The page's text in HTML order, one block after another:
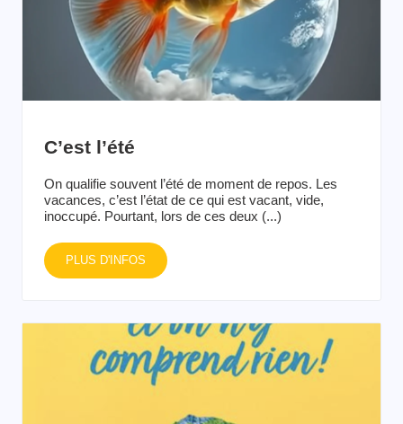
C’est l’été
On qualifie souvent l’été de moment de repos. Les
vacances, c’est l’état de ce qui est vacant, vide,
inoccupé. Pourtant, lors de ces deux (...)
PLUS D'INFOS